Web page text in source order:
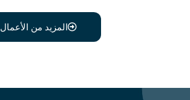
المزيد من الأعمال